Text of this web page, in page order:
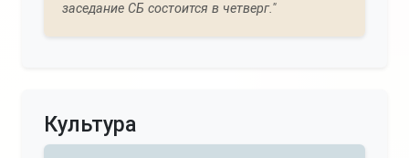
заседание СБ состоится в четверг."
Культура